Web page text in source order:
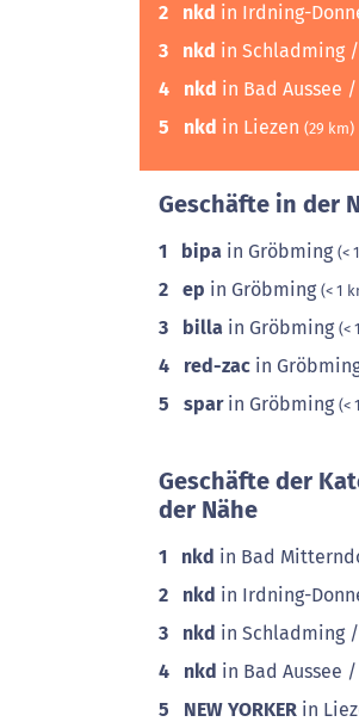
2 nkd in Irdning-
3
nkd in Schladming
4 nkd in Bad Aussee
5 nkd in Liezen (29 km)
Geschäfte in der
1 bipa in Gröbming (<
2 ep in Gröbming (< 1
3 billa in Gröbming (<
4 red-zac in
5 sparin Gröbming (<
Geschäfte der
der Nähe
1 nkd in Bad
2 nkd in Irdning-
3
nkd in Schladming
4 nkd in Bad Aussee
5 NEW YORKER in